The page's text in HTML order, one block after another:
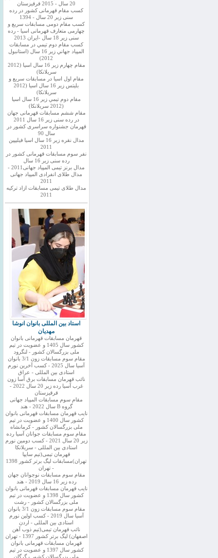
20 سال - 2015 قرقیزستان
کسب مقام قهرمانی کشور در رده
سنی زیر 20 سال - 1394
کسب مقام دومی مسابقات سریع و
چهارمی متعارف قهرمانی اسیا - رده
سنی زیر 18 سال -ایران 2013
كسب مقام دوم تيمي در مسابقات
المپياد جهاني زير 16 سال (استانبول
2012)
مقام چهارم زير 16 سال اسيا (2012
سريلانكا)
مقام اول اسيا در مسابقات سريع و
بليتس زير 16 سال اسيا (2012
سريلانكا)
مقام دوم تيمي زير 16 سال اسيا
(2012 سريلانكا)
مقام ششم مسابقات قهرمانی جهان
در رده سنی زیر 16 سال 2011
قهرمان جشنواره سراسری کشور در
سال 90
مدال نقره زیر 16 سال اسیا فیلیپین
2011
نفر سوم مسابقات قهرمانی کشور در
رده سنی زیر 16 سال
مدال برنز تیمی المپیاد جهانی2011 -
مدال طلای انفرادی المپیاد جهانی
2011
مدال طلای تیمی مسابقات ازاد ترکیه
2011
استاد بین المللی بانوان انوشا
مهدیان
قهرمان مسابقات قهرمانی بانوان
کشور سال 1405 و عضویت در تیم
ملی بزرگسالان کشور - لنگرود
مقام سوم مسابقات زون 3/1 بانوان
آسیا سال 2025 - کسب آخرین نورم
استادی بین المللی - عراق
نائب قهرمان مسابقات برق آسا زون
غرب آسیا رده زیر 20 سال 2022 -
قرقیزستان
مقام سوم مسابقات المپیاد جهانی
گروه B سال 2022 - هند
نایب قهرمان مسابقات قهرمانی بانوان
کشور سال 1400 و عضویت در تیم
ملی بزرگسالان کشور - کرمانشاه
مقام سوم مسابقات جوانان آسیا رده
زیر 20 سال 2021 - کسب دومین نورم
استادی بین المللی - سریلانکا
قهرمان تیمی(تیم سایپا
تهران)مسابقات لیگ برتر کشور 1398
- تهران
مقام سوم مسابقات نوجوانان جهان
رده زیر 16 سال 2019 - هند
نایب قهرمان مسابقات قهرمانی بانوان
کشور سال 1398 و عضویت در تیم
ملی بزرگسالان کشور - رشت
مقام سوم مسابقات زون 3/1 بانوان
آسیا سال 2019 - کسب اولین نورم
استادی بین المللی - اردن
نائب قهرمان تیمی(تیم ذوب آهن
اصفهان) لیگ برتر کشور 1397 - تهران
قهرمان مسابقات قهرمانی بانوان
کشور سال 1397 و عضویت در تیم
ملی بزرگسالان کشور - گرگان